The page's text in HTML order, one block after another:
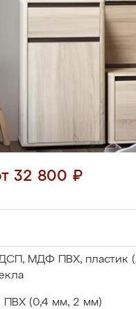
32 800 ₽
МДФ ПВХ, пластик
ПВХ (0,4 мм, 2 мм)